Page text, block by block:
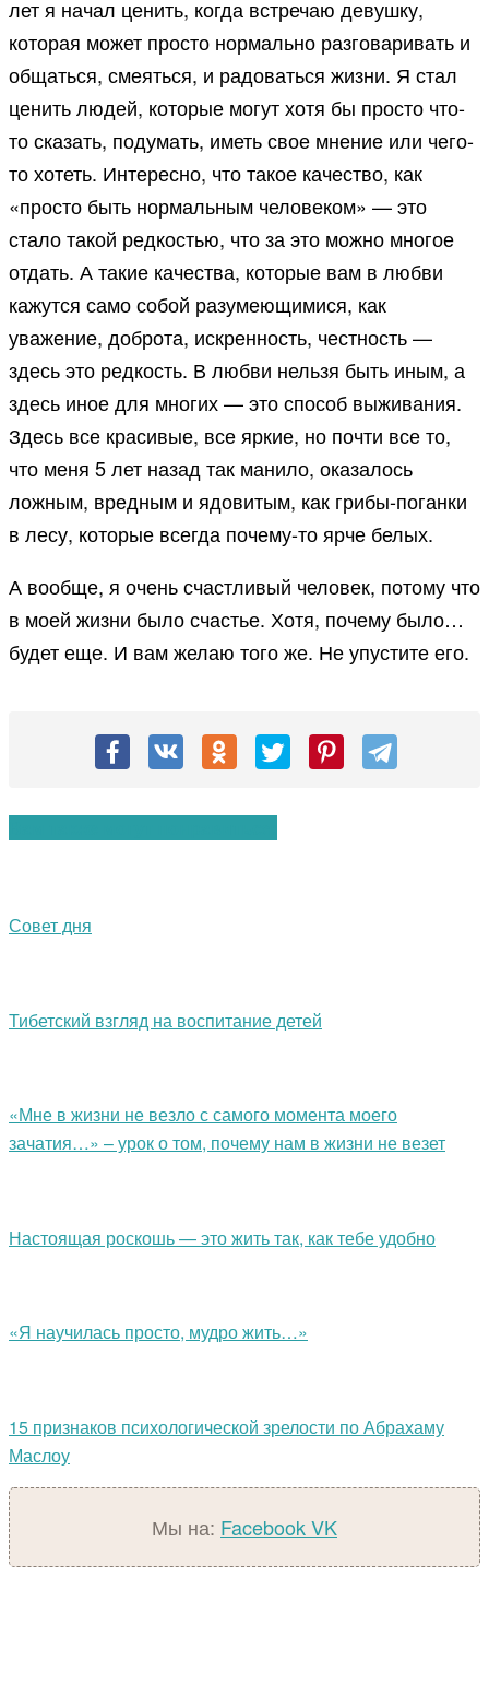
лет я начал ценить, когда встречаю девушку,
которая может просто нормально разговаривать и
общаться, смеяться, и радоваться жизни. Я стал
ценить людей, которые могут хотя бы просто что-
то сказать, подумать, иметь свое мнение или чего-
то хотеть. Интересно, что такое качество, как
«просто быть нормальным человеком» — это
стало такой редкостью, что за это можно многое
отдать. А такие качества, которые вам в любви
кажутся само собой разумеющимися, как
уважение, доброта, искренность, честность —
здесь это редкость. В любви нельзя быть иным, а
здесь иное для многих — это способ выживания.
Здесь все красивые, все яркие, но почти все то,
что меня 5 лет назад так манило, оказалось
ложным, вредным и ядовитым, как грибы-поганки
в лесу, которые всегда почему-то ярче белых.
А вообще, я очень счастливый человек, потому что
в моей жизни было счастье. Хотя, почему было…
будет еще. И вам желаю того же. Не упустите его.
Совет дня
Тибетский взгляд на воспитание детей
«Мне в жизни не везло с самого момента моего
зачатия…» – урок о том, почему нам в жизни не везет
Настоящая роскошь — это жить так, как тебе удобно
«Я научилась просто, мудро жить…»
15 признаков психологической зрелости по Абрахаму
Маслоу
Мы на: FacebookVK